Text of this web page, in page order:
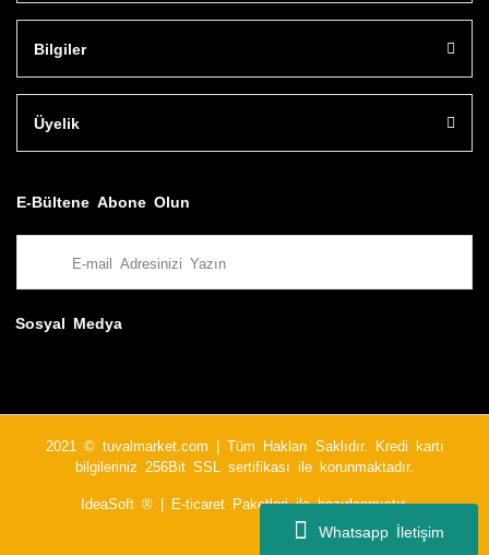
Whatsapp İletişim
Bilgiler
Üyelik
E-Bültene Abone Olun
Sosyal Medya
2021 © tuvalmarket.com | Tüm Hakları Saklıdır. Kredi kartı
bilgileriniz 256Bit SSL sertifikası ile korunmaktadır.
IdeaSoft ® | E-ticaret Paketleri ile hazırlanmıştır.